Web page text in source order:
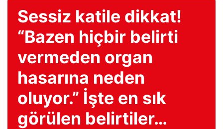
Sessiz katile dikkat!
“Bazen hiçbir belirti
vermeden organ
hasarına neden
oluyor.” İşte en sık
görülen belirtiler…